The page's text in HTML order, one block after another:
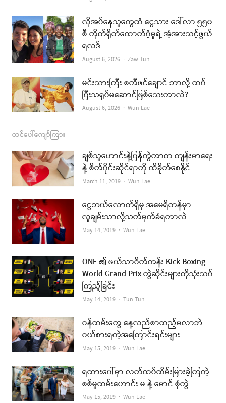
k
a
m
e
လိုအပ်နေသူတွေထံ ငွေသား ဒေါ်လာ ၅၅၀
စီ တိုက်ရိုက်ထောက်ပံ့မှုရဲ့ အံ့အားသင့်ဖွယ်
ရလဒ်
August 6, 2026 Author
Zaw Tun
မင်းသားကြီး စတီဖင်ချောင် ဘာလို့ ထပ်
ပြီးသရုပ်မဆောင်ဖြစ်သေးတာလဲ?
August 6, 2026 Author
Wun Lae
ထင်ပေါ်ကျော်ကြား
ချစ်သူဟောင်းနဲ့ပြန်တွဲတာက ကျန်းမာရေး
နဲ့ စိတ်ပိုင်းဆိုင်ရာကို ထိခိုက်စေနိုင်
March 11, 2019 Author
Wun Lae
ငွေဘယ်လောက်ရှိမှ အမေရိကန်မှာ
လူချမ်းသာလို့သတ်မှတ်ခံရတာလဲ
May 14, 2019 Author
Wun Lae
ONE ၏ ဖယ်သာဝိတ်တန်း Kick Boxing
World Grand Prix တွဲဆိုင်းများကိုသုံးသပ်
ကြည့်ခြင်း
May 14, 2019 Author
Tun Tun
ဝန်ထမ်းတွေ နေ့လည်စာထည့်မလာဘဲ
ဝယ်စားရတဲ့အကြောင်းရင်းများ
May 15, 2019 Author
Wun Lae
ရထားပေါ်မှာ လက်ထပ်ထိမ်းမြားခဲ့ကြတဲ့
စစ်မှုထမ်းဟောင်း မ နဲ့ မောင် စုံတွဲ
May 15, 2019 Author
Wun Lae